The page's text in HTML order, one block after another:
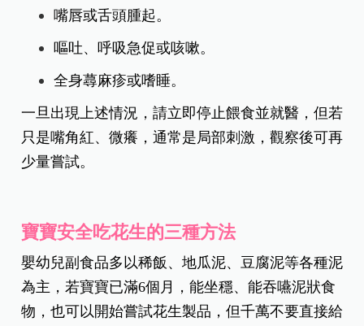
嘴唇或舌頭腫起。
嘔吐、呼吸急促或咳嗽。
全身蕁麻疹或嗜睡。
一旦出現上述情況，請立即停止餵食並就醫，但若
只是嘴角紅、微癢，通常是局部刺激，觀察後可再
少量嘗試。
寶寶安全吃花生的三種方法
嬰幼兒副食品多以稀飯、地瓜泥、豆腐泥等各種泥
為主，若寶寶已滿6個月，能坐穩、能吞嚥泥狀食
物，也可以開始嘗試花生製品，但千萬不要直接給